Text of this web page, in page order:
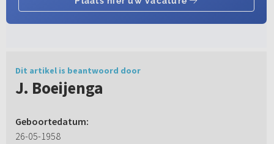
Dit artikel is beantwoord door
J. Boeijenga
Geboortedatum:
26-05-1958